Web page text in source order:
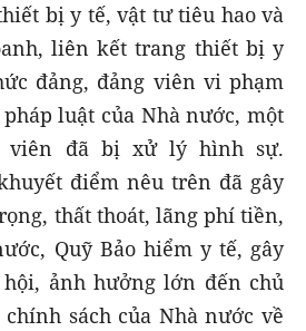
bị y tế, vật tư tiêu hao và
liên kết trang thiết bị y
đảng, đảng viên vi phạm
luật của Nhà nước, một
viên đã bị xử lý hình sự.
điểm nêu trên đã gây
thất thoát, lãng phí tiền,
Quỹ Bảo hiểm y tế, gây
ảnh hưởng lớn đến chủ
sách của Nhà nước về